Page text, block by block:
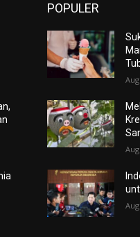
POPULER